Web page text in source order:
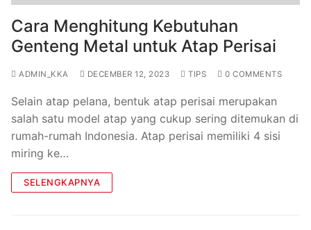
Cara Menghitung Kebutuhan
Genteng Metal untuk Atap Perisai
ADMIN_KKA DECEMBER 12, 2023 TIPS 0 COMMENTS
Selain atap pelana, bentuk atap perisai merupakan
salah satu model atap yang cukup sering ditemukan di
rumah-rumah Indonesia. Atap perisai memiliki 4 sisi
miring ke…
SELENGKAPNYA